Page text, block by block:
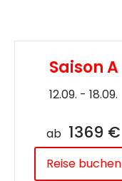
Saison A
12.09. - 18.09.
ab 1369 €
Reise buchen